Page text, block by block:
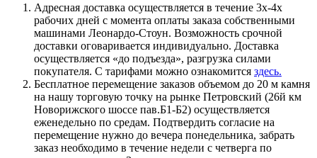
Адресная доставка осуществляется в течение 3х-4х
рабочих дней с момента оплаты заказа собственными
машинами Леонардо-Стоун. Возможность срочной
доставки оговаривается индивидуально. Доставка
осуществляется «до подъезда», разгрузка силами
покупателя. С тарифами можно ознакомится здесь.
Бесплатное перемещение заказов объемом до 20 м камня
на нашу торговую точку на рынке Петровский (26й км
Новорижского шоссе пав.Б1-Б2) осуществляется
еженедельно по средам. Подтвердить согласие на
перемещение нужно до вечера понедельника, забрать
заказ необходимо в течение недели с четверга по